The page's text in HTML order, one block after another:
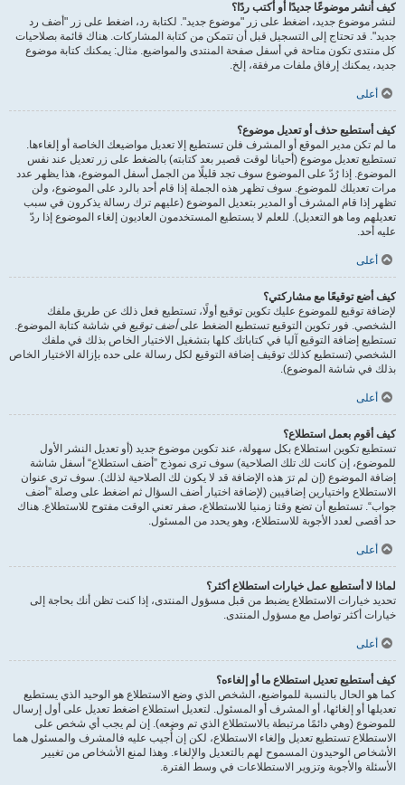
كيف أنشر موضوعًا جديدًا أو أكتب ردًا؟
لنشر موضوع جديد، اضغط على زر "موضوع جديد". لكتابة رد، اضغط على زر "أضف رد
جديد". قد تحتاج إلى التسجيل قبل أن تتمكن من كتابة المشاركات. هناك قائمة بصلاحيات
كل منتدى تكون متاحة في أسفل صفحة المنتدى والمواضيع. مثال: يمكنك كتابة موضوع
جديد، يمكنك إرفاق ملفات مرفقة، إلخ.
أعلى
كيف أستطيع حذف أو تعديل موضوع؟
ما لم تكن مدير الموقع أو المشرف فلن تستطيع إلا تعديل مواضيعك الخاصة أو إلغاءها.
تستطيع تعديل موضوع (أحيانا لوقت قصير بعد كتابته) بالضغط على زر تعديل عند نفس
الموضوع. إذا رُدّ على الموضوع سوف تجد قليلًا من الجمل أسفل الموضوع، هذا يظهر عدد
مرات تعديلك للموضوع. سوف تظهر هذه الجملة إذا قام أحد بالرد على الموضوع، ولن
تظهر إذا قام المشرف أو المدير بتعديل الموضوع (عليهم ترك رسالة يذكرون في سبب
تعديلهم وما هو التعديل). للعلم لا يستطيع المستخدمون العاديون إلغاء الموضوع إذا ردّ
عليه أحد.
أعلى
كيف أضع توقيعًا مع مشاركتي؟
لإضافة توقيع للموضوع عليك تكوين توقيع أولًا، تستطيع فعل ذلك عن طريق ملفك
الشخصي. فور تكوين التوقيع تستطيع الضغط علىأضف توقيع في شاشة كتابة الموضوع.
تستطيع إضافة التوقيع آليا في كتاباتك كلها بتشغيل الاختيار الخاص بذلك في ملفك
الشخصي (تستطيع كذلك توقيف إضافة التوقيع لكل رسالة على حده بإزالة الاختيار الخاص
بذلك في شاشة الموضوع).
أعلى
كيف أقوم بعمل استطلاع؟
تستطيع تكوين استطلاع بكل سهولة، عند تكوين موضوع جديد (أو تعديل النشر الأول
للموضوع، إن كانت لك تلك الصلاحية) سوف ترى نموذج ”أضف استطلاع“ أسفل شاشة
إضافة الموضوع (إن لم ترَ هذه الإضافة قد لا يكون لك الصلاحية لذلك). سوف ترى عنوان
الاستطلاع واختيارين إضافيين (لإضافة اختيار أضف السؤال ثم اضغط على وصلة ”أضف
جواب“. تستطيع أن تضع وقتا زمنيا للاستطلاع، صفر تعني الوقت مفتوح للاستطلاع. هناك
حد أقصى لعدد الأجوبة للاستطلاع، وهو يحدد من المسئول.
أعلى
لماذا لا أستطيع عمل خيارات استطلاع أكثر؟
تحديد خيارات الاستطلاع يضبط من قبل مسؤول المنتدى، إذا كنت تظن أنك بحاجة إلى
خيارات أكثر تواصل مع مسؤول المنتدى.
أعلى
كيف أستطيع تعديل استطلاع ما أو إلغاءه؟
كما هو الحال بالنسبة للمواضيع، الشخص الذي وضع الاستطلاع هو الوحيد الذي يستطيع
تعديلها أو إلغائها، أو المشرف أو المسئول. لتعديل استطلاع اضغط تعديل على أول إرسال
للموضوع (وهي دائمًا مرتبطة بالاستطلاع الذي تم وضعه). إن لم يجب أي شخص على
الاستطلاع تستطيع تعديل وإلغاء الاستطلاع، لكن إن أُجيب عليه فالمشرف والمسئول هما
الأشخاص الوحيدون المسموح لهم بالتعديل والإلغاء. وهذا لمنع الأشخاص من تغيير
الأسئلة والأجوبة وتزوير الاستطلاعات في وسط الفترة.